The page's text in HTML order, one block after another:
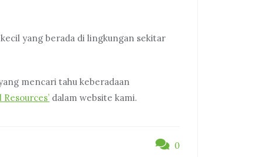
yang berada di lingkungan sekitar
mencari tahu keberadaan
Resources’ dalam website kami.
0